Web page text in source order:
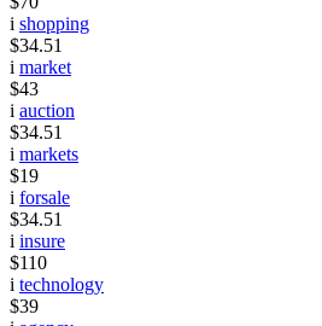
i shopping
$34.51
i market
$43
i auction
$34.51
i markets
$19
i forsale
$34.51
i insure
$110
i technology
$39